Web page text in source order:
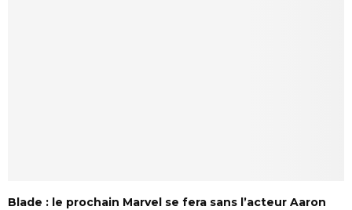
Blade : le prochain Marvel se fera sans l’acteur Aaron